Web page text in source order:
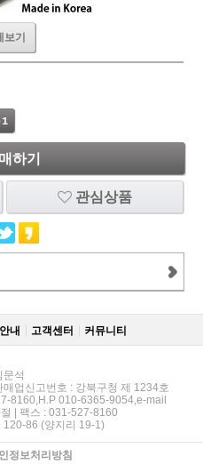
보기
하기
관심상품
내 고객센터 커뮤니티
문석
업신고번호 : 강북구청 제 1234호
8160,H.P 010-6365-9054,e-mail
| 팩스 : 031-527-8160
120-86 (양지리 19-1)
정보처리방침